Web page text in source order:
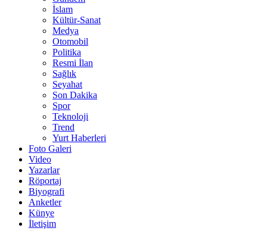
İslam
Kültür-Sanat
Medya
Otomobil
Politika
Resmi İlan
Sağlık
Seyahat
Son Dakika
Spor
Teknoloji
Trend
Yurt Haberleri
Foto Galeri
Video
Yazarlar
Röportaj
Biyografi
Anketler
Künye
İletişim